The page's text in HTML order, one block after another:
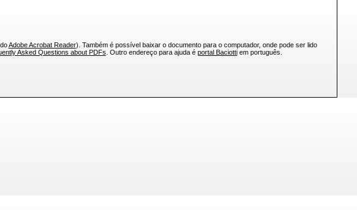
Adobe Acrobat Reader). Também é possível baixar o documento para o computador, onde pode ser lido
Asked Questions about PDFs . Outro endereço para ajuda é portal Baciottiem português.